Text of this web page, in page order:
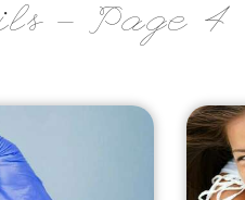
- Page 4